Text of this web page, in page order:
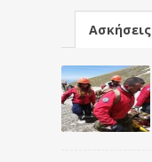
Ασκήσεις